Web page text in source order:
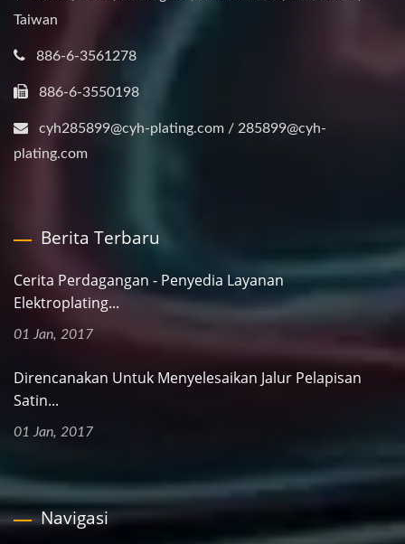
Taiwan
886-6-3561278
886-6-3550198
cyh285899@cyh-plating.com / 285899@cyh-
plating.com
Berita Terbaru
Cerita Perdagangan - Penyedia Layanan
Elektroplating...
01 Jan, 2017
Direncanakan Untuk Menyelesaikan Jalur Pelapisan
Satin...
01 Jan, 2017
Navigasi